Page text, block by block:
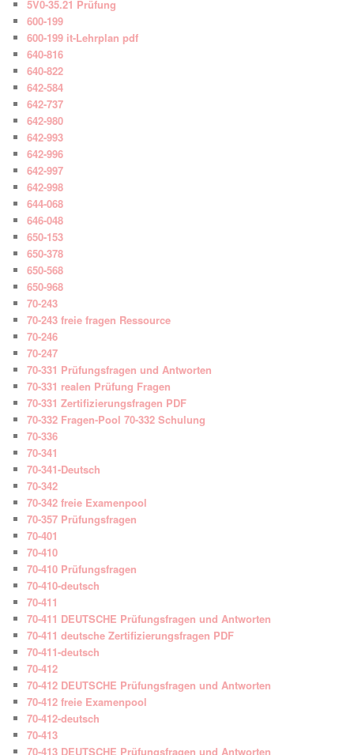
5V0-35.21 Prüfung
600-199
600-199 it-Lehrplan pdf
640-816
640-822
642-584
642-737
642-980
642-993
642-996
642-997
642-998
644-068
646-048
650-153
650-378
650-568
650-968
70-243
70-243 freie fragen Ressource
70-246
70-247
70-331 Prüfungsfragen und Antworten
70-331 realen Prüfung Fragen
70-331 Zertifizierungsfragen PDF
70-332 Fragen-Pool 70-332 Schulung
70-336
70-341
70-341-Deutsch
70-342
70-342 freie Examenpool
70-357 Prüfungsfragen
70-401
70-410
70-410 Prüfungsfragen
70-410-deutsch
70-411
70-411 DEUTSCHE Prüfungsfragen und Antworten
70-411 deutsche Zertifizierungsfragen PDF
70-411-deutsch
70-412
70-412 DEUTSCHE Prüfungsfragen und Antworten
70-412 freie Examenpool
70-412-deutsch
70-413
70-413 DEUTSCHE Prüfungsfragen und Antworten